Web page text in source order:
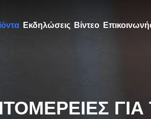
Εκδηλώσεις Βίντεο